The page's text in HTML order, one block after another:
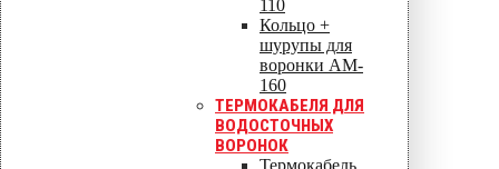
110
Кольцо +
шурупы для
воронки AM-
160
ТЕРМОКАБЕЛЯ ДЛЯ
ВОДОСТОЧНЫХ
ВОРОНОК
Термокабель